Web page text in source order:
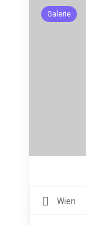
Galerie
Wien